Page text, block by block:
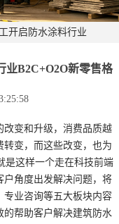
开启防水涂料行业
业B2C+O2O新零售格
改变和升级，消费品质越
变，而这些改变，也为
是这样一个走在科技前端
户角度出发解决问题，将
专业咨询等五大板块内容
的帮助客户解决建筑防水